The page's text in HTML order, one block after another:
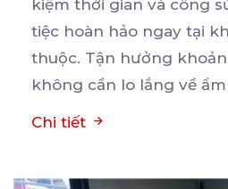
kiệm thời gian và công
tiệc hoàn hảo ngay tại
thuộc. Tận hưởng
không cần lo lắng về
Chi tiết